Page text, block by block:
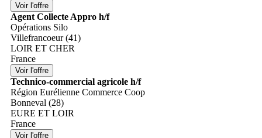
Agent Collecte Appro h/f
Opérations Silo
Villefrancoeur (41)
LOIR ET CHER
France
Technico-commercial agricole h/f
Région Eurélienne Commerce Coop
Bonneval (28)
EURE ET LOIR
France